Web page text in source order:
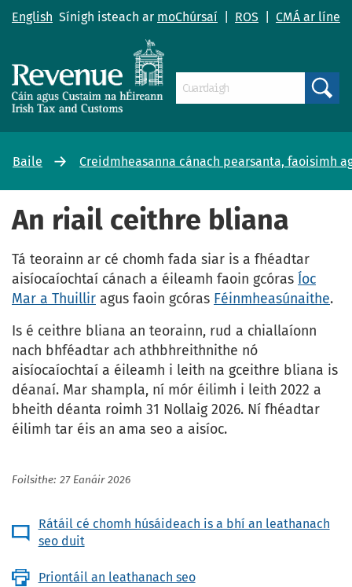
English Sínigh isteach ar moChúrsaí ROS CMÁ ar líne
Baile Creidmheasanna cánach pearsanta, faoisimh
An riail ceithre bliana
Tá teorainn ar cé chomh fada siar is a fhéadtar
aisíocaíochtaí cánach a éileamh faoin gcóras Íoc
Mar a Thuillir agus faoin gcóras Féinmheasúnaithe.
Is é ceithre bliana an teorainn, rud a chiallaíonn
nach bhféadtar ach athbhreithnithe nó
aisíocaíochtaí a éileamh i leith na gceithre bliana is
déanaí. Mar shampla, ní mór éilimh i leith 2022 a
bheith déanta roimh 31 Nollaig 2026. Ní fhéadtar
éilimh tar éis an ama seo a aisíoc.
Foilsithe: 27 Eanáir 2026
Rátáil cé chomh húsáideach is a bhí an leathanach
seo duit
Priontáil an leathanach seo